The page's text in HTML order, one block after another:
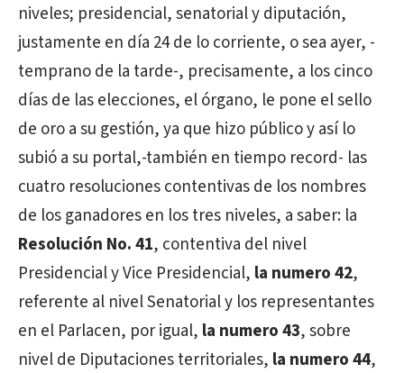
niveles; presidencial, senatorial y diputación,
justamente en día 24 de lo corriente, o sea ayer, -
temprano de la tarde-, precisamente, a los cinco
días de las elecciones, el órgano, le pone el sello
de oro a su gestión, ya que hizo público y así lo
subió a su portal,-también en tiempo record- las
cuatro resoluciones contentivas de los nombres
de los ganadores en los tres niveles, a saber: la
Resolución No. 41, contentiva del nivel
Presidencial y Vice Presidencial, la numero 42,
referente al nivel Senatorial y los representantes
en el Parlacen, por igual, la numero 43, sobre
nivel de Diputaciones territoriales, la numero 44,